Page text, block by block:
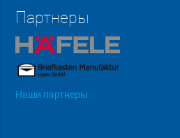
Партнеры
Наши партнеры